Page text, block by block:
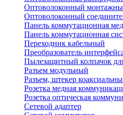
Оптоволоконный
Оптоволоконный
Панель коммутационная
Панель коммутационная
Переходник кабельный
Преобразователь
Пылезащитный колпачок
Разъем модульный
Разъем, штекер
Розетка медная
Розетка оптическая
Сетевой адаптер